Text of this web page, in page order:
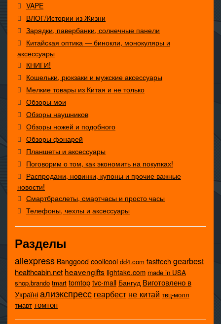
VAPE
ВЛОГ/Истории из Жизни
Зарядки, павербанки, солнечные панели
Китайская оптика — бинокли, монокуляры и
аксессуары
КНИГИ!
Кошельки, рюкзаки и мужские аксессуары
Мелкие товары из Китая и не только
Обзоры мои
Обзоры наушников
Обзоры ножей и подобного
Обзоры фонарей
Планшеты и аксессуары
Поговорим о том, как экономить на покупках!
Распродажи, новинки, купоны и прочие важные
новости!
Смартбраслеты, смартчасы и просто часы
Телефоны, чехлы и аксессуары
Разделы
aliexpress Banggood coolicool dd4.com fasttech gearbest
healthcabin.net heavengifts lightake.com made in USA
shop.brando tmart tomtop tvc-mall Бангуд Виготовлено в
Україніалиэкспресс геарбест не китай твц-молл
тмарт томтоп